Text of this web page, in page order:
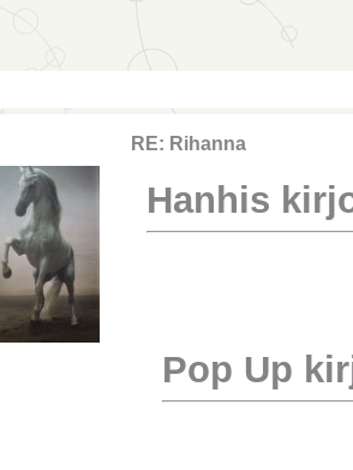
RE: Rihanna
Hanhis
Pop Up